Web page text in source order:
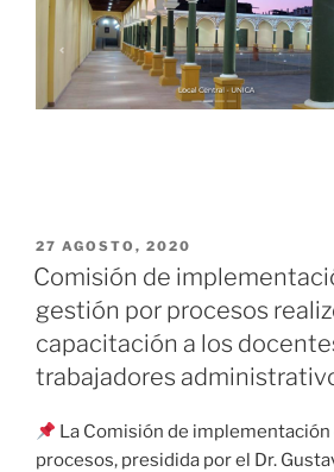
PUBLICADO
EL
27 AGOSTO, 2020
Comisión de
gestión por procesos
capacitación a los
trabajadores
La Comisión de
procesos, presidida por el Dr.